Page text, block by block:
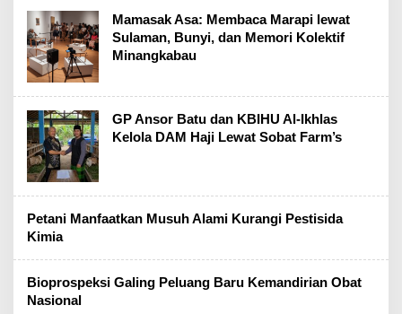
Mamasak Asa: Membaca Marapi lewat
Sulaman, Bunyi, dan Memori Kolektif
Minangkabau
GP Ansor Batu dan KBIHU Al-Ikhlas
Kelola DAM Haji Lewat Sobat Farm’s
Petani Manfaatkan Musuh Alami Kurangi Pestisida
Kimia
Bioprospeksi Galing Peluang Baru Kemandirian Obat
Nasional